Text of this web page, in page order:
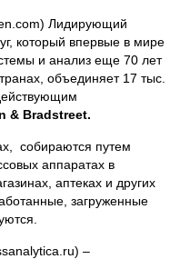
Лидирующий
который впервые в мире
и анализ еще 70 лет
объединяет 17 тыс.
& Bradstreet.
собираются путем
аппаратах в
аптеках и других
загруженные
–